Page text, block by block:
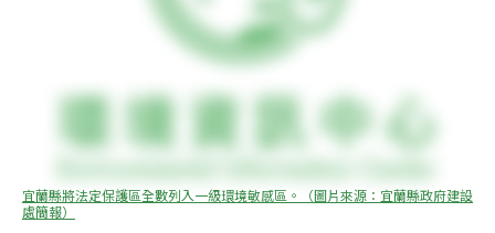
宜蘭縣將法定保護區全數列入一級環境敏感區。（圖片來源：宜蘭縣政府建設
處簡報）